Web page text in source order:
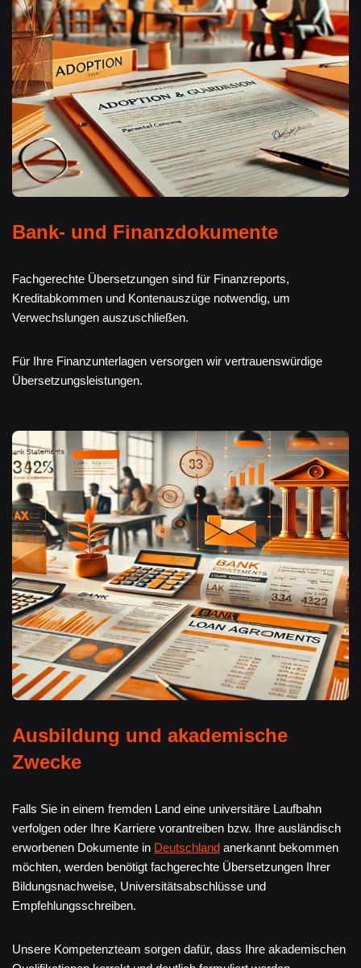
Bank- und Finanzdokumente
Fachgerechte Übersetzungen sind für Finanzreports,
Kreditabkommen und Kontenauszüge notwendig, um
Verwechslungen auszuschließen.
Für Ihre Finanzunterlagen versorgen wir vertrauenswürdige
Übersetzungsleistungen.
Ausbildung und akademische
Zwecke
Falls Sie in einem fremden Land eine universitäre Laufbahn
verfolgen oder Ihre Karriere vorantreiben bzw. Ihre ausländisch
erworbenen Dokumente in Deutschland anerkannt bekommen
möchten, werden benötigt fachgerechte Übersetzungen Ihrer
Bildungsnachweise, Universitätsabschlüsse und
Empfehlungsschreiben.
Unsere Kompetenzteam sorgen dafür, dass Ihre akademischen